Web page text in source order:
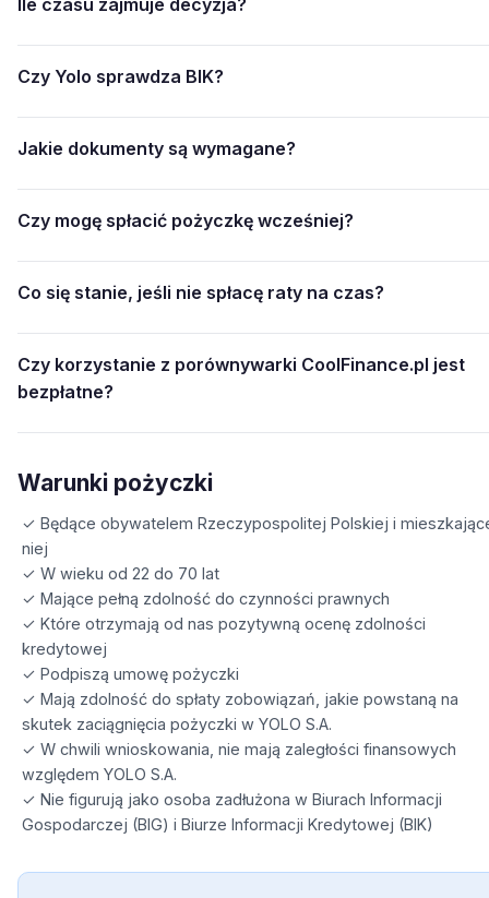
Czy Yolo sprawdza BIK?
Jakie dokumenty są wymagane?
Czy mogę spłacić pożyczkę wcześniej?
Co się stanie, jeśli nie spłacę raty na czas?
Czy korzystanie z porównywarki CoolFinance.pl jest
bezpłatne?
Warunki pożyczki
✓ Będące obywatelem Rzeczypospolitej Polskiej i
niej
✓ W wieku od 22 do 70 lat
✓ Mające pełną zdolność do czynności prawnych
✓ Które otrzymają od nas pozytywną ocenę zdolności
kredytowej
✓ Podpiszą umowę pożyczki
✓ Mają zdolność do spłaty zobowiązań, jakie powstaną na
skutek zaciągnięcia pożyczki w YOLO S.A.
✓ W chwili wnioskowania, nie mają zaległości finansowych
względem YOLO S.A.
✓ Nie figurują jako osoba zadłużona w Biurach Informacji
Gospodarczej (BIG) i Biurze Informacji Kredytowej (BIK)